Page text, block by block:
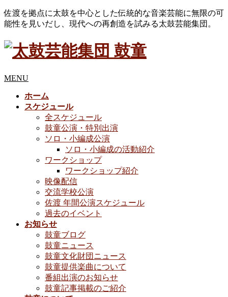
佐渡を拠点に太鼓を中心とした伝統的な音楽芸能に無限の可
能性を見いだし、現代への再創造を試みる太鼓芸能集団。
MENU
ホーム
スケジュール
全スケジュール
鼓童公演・特別出演
ソロ・小編成公演
ソロ・小編成の活動紹介
ワークショップ
ワークショップ紹介
映像配信
交流学校公演
佐渡 年間公演スケジュール
過去のイベント
お知らせ
鼓童ブログ
鼓童ニュース
鼓童文化財団ニュース
鼓童提供楽曲について
番組出演のお知らせ
鼓童記事掲載のご紹介